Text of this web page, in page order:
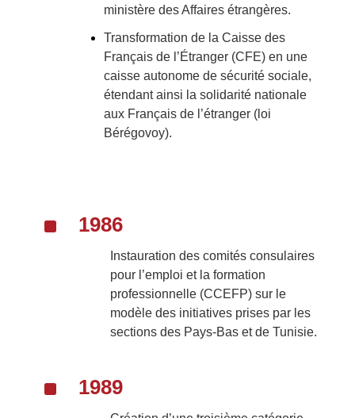
ministère des Affaires étrangères.
Transformation de la Caisse des
Français de l’Étranger (CFE) en une
caisse autonome de sécurité sociale,
étendant ainsi la solidarité nationale
aux Français de l’étranger (loi
Bérégovoy).
^ 1986
Instauration des comités consulaires
pour l’emploi et la formation
professionnelle (CCEFP) sur le
modèle des initiatives prises par les
sections des Pays-Bas et de Tunisie.
^ 1989